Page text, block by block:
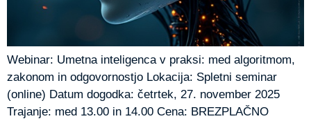
Webinar: Umetna inteligenca v praksi: med algoritmom,
zakonom in odgovornostjo Lokacija: Spletni seminar
(online) Datum dogodka: četrtek, 27. november 2025
Trajanje: med 13.00 in 14.00 Cena: BREZPLAČNO